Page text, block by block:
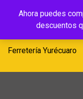
Ahora puedes
descuentos
Ferretería
Yurécuaro
Ferretería Yurécuaro